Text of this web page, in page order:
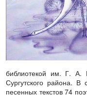
библиотекой им. Г. А.
Сургутского района. В
песенных текстов 74